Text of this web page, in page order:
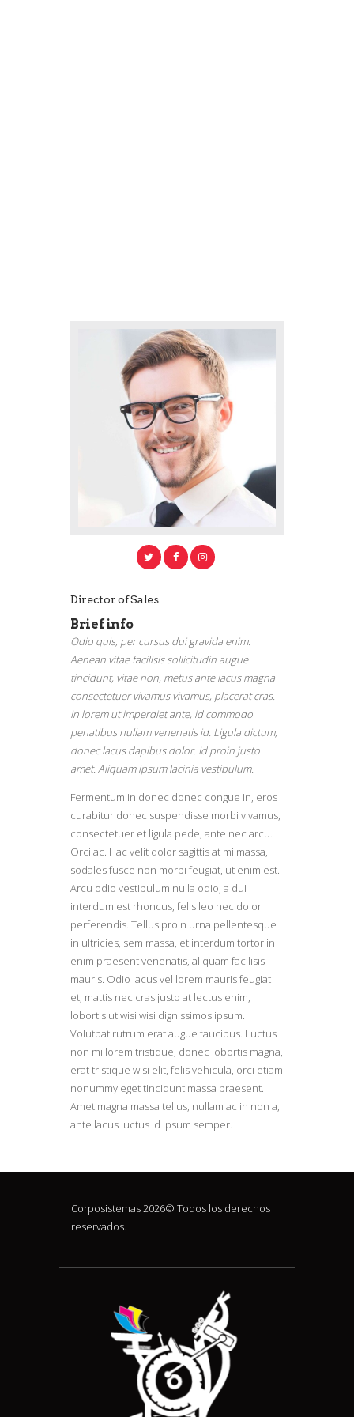
Director of Sales
Brief info
Odio quis, per cursus dui gravida enim.
Aenean vitae facilisis sollicitudin augue
tincidunt, vitae non, metus ante lacus magna
consectetuer vivamus vivamus, placerat cras.
In lorem ut imperdiet ante, id commodo
penatibus nullam venenatis id. Ligula dictum,
donec lacus dapibus dolor. Id proin justo
amet. Aliquam ipsum lacinia vestibulum.
Fermentum in donec donec congue in, eros
curabitur donec suspendisse morbi vivamus,
consectetuer et ligula pede, ante nec arcu.
Orci ac. Hac velit dolor sagittis at mi massa,
sodales fusce non morbi feugiat, ut enim est.
Arcu odio vestibulum nulla odio, a dui
interdum est rhoncus, felis leo nec dolor
perferendis. Tellus proin urna pellentesque
in ultricies, sem massa, et interdum tortor in
enim praesent venenatis, aliquam facilisis
mauris. Odio lacus vel lorem mauris feugiat
et, mattis nec cras justo at lectus enim,
lobortis ut wisi wisi dignissimos ipsum.
Volutpat rutrum erat augue faucibus. Luctus
non mi lorem tristique, donec lobortis magna,
erat tristique wisi elit, felis vehicula, orci etiam
nonummy eget tincidunt massa praesent.
Amet magna massa tellus, nullam ac in non a,
ante lacus luctus id ipsum semper.
Corposistemas 2026© Todos los derechos
reservados.